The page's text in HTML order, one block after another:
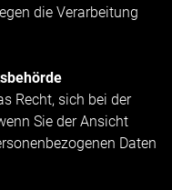
die Verarbeitung
Recht, sich bei der
Sie der Ansicht
Daten